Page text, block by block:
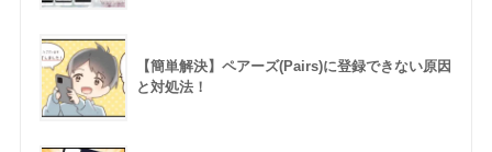
【簡単解決】ペアーズ(Pairs)に登録できない原因
と対処法！